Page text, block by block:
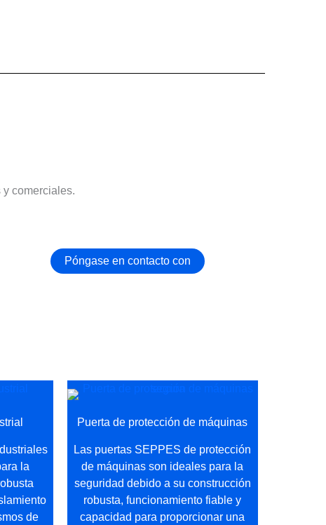
comerciales.
Póngase en contacto con
la
de
Puerta de protección de máquinas
Las puertas SEPPES de protección
de máquinas son ideales para la
seguridad debido a su construcción
robusta, funcionamiento fiable y
capacidad para proporcionar una